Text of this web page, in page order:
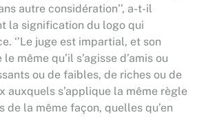
autre considération’’, a-t-il
la signification du logo qui
‘’Le juge est impartial, et son
même qu’il s’agisse d’amis ou
ou de faibles, de riches ou de
auxquels s’applique la même règle
de la même façon, quelles qu’en